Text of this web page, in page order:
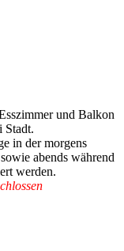
und Balkon
Stadt.
in der morgens
abends während
werden.